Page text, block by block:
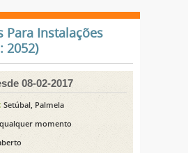
Para Instalações
2052)
08-02-2017
Setúbal, Palmela
momento